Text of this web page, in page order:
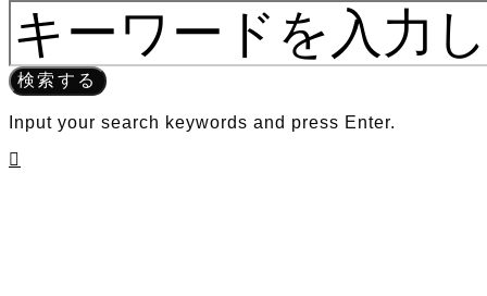
検索する
Input your search keywords and press Enter.